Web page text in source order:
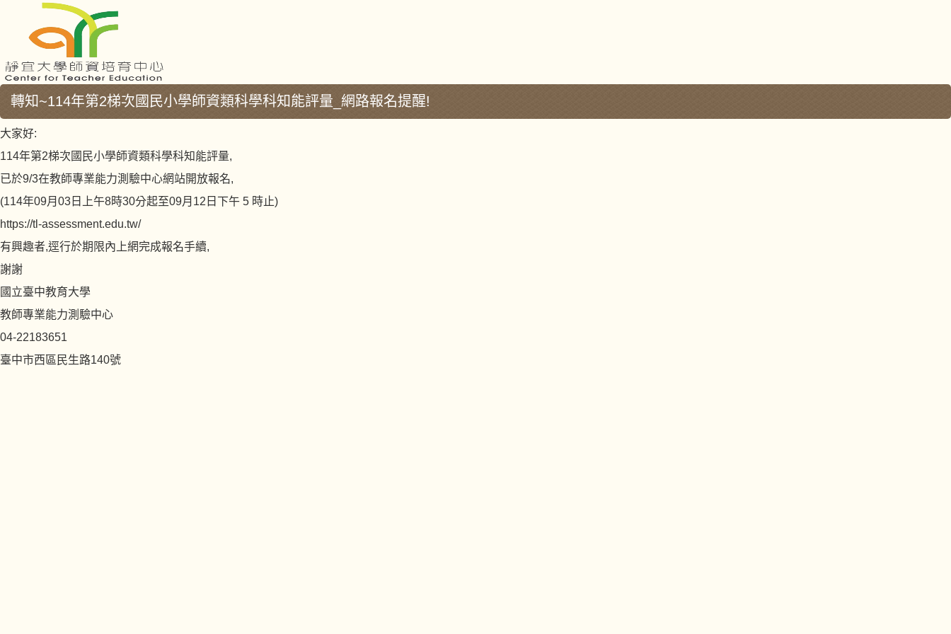
轉知~114年第2梯次國民小學師資類科學科知能評量_網路報名提醒!
大家好:
114年第2梯次國民小學師資類科學科知能評量,
已於9/3在教師專業能力測驗中心網站開放報名,
(114年09月03日上午8時30分起至09月12日下午 5 時止)
https://tl-assessment.edu.tw/
有興趣者,逕行於期限內上網完成報名手續,
謝謝
國立臺中教育大學
教師專業能力測驗中心
04-22183651
臺中市西區民生路140號